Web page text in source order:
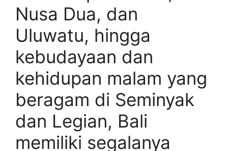
Nusa Dua, dan
Uluwatu, hingga
kebudayaan dan
kehidupan malam yang
beragam di Seminyak
dan Legian, Bali
memiliki segalanya